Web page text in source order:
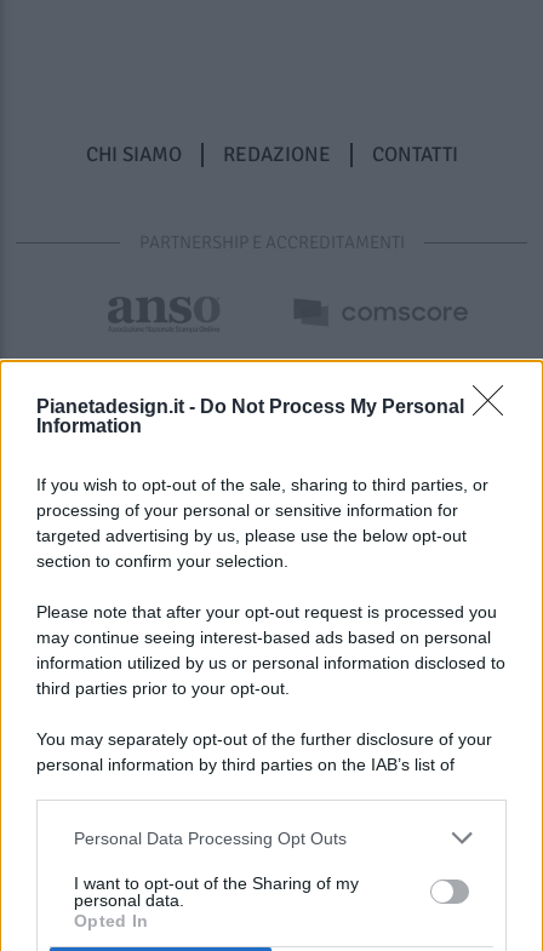
Pianetadesign.it - Do Not Process My Personal
Information
If you wish to opt-out of the sale, sharing to third parties, or
processing of your personal or sensitive information for
targeted advertising by us, please use the below opt-out
section to confirm your selection.
Please note that after your opt-out request is processed you
may continue seeing interest-based ads based on personal
information utilized by us or personal information disclosed to
third parties prior to your opt-out.
You may separately opt-out of the further disclosure of your
personal information by third parties on the IAB’s list of
This information may also be disclosed by us to third parties
disclose it to other third parties.
Personal Data Processing Opt Outs
I want to opt-out of the Sharing of my
personal data.
Opted In
CHI SIAMO REDAZIONE CONTATTI
PARTNERSHIP E ACCREDITAMENTI
© 2026 - Pianeta Design - P.IVA 04827280654 - Testata
Registrata Al Tribunale Di Nocera Inferiore N. 8/2020 - RG N.
ISCRIZIONE AL ROC N. 35792 – ISCRITTA ALL’ANSO
(ASSOCIAZIONE NAZIONALE STAMPA ONLINE)
PREFERENZE PRIVACY